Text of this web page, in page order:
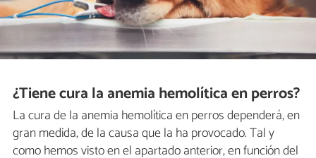
¿Tiene cura la anemia hemolítica en perros?
La cura de la anemia hemolítica en perros dependerá, en
gran medida, de la causa que la ha provocado. Tal y
como hemos visto en el apartado anterior, en función del